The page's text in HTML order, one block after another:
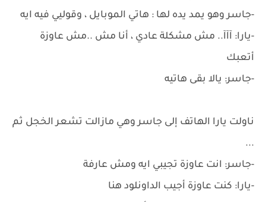
-جاسر وهو يمد يده لها : هاتي الموبايل ، وقوليي فيه ايه
-يارا: آآآ.. مش مشكلة عادي ، أنا مش ..مش عاوزة
أتعبك
-جاسر: يالا بقى هاتيه
ناولت يارا الهاتف إلى جاسر وهي مازالت تشعر الخجل ثم
...
-جاسر: انت عاوزة تجيبي ايه ومش عارفة
-يارا: كنت عاوزة أجيب الداونلود هنا